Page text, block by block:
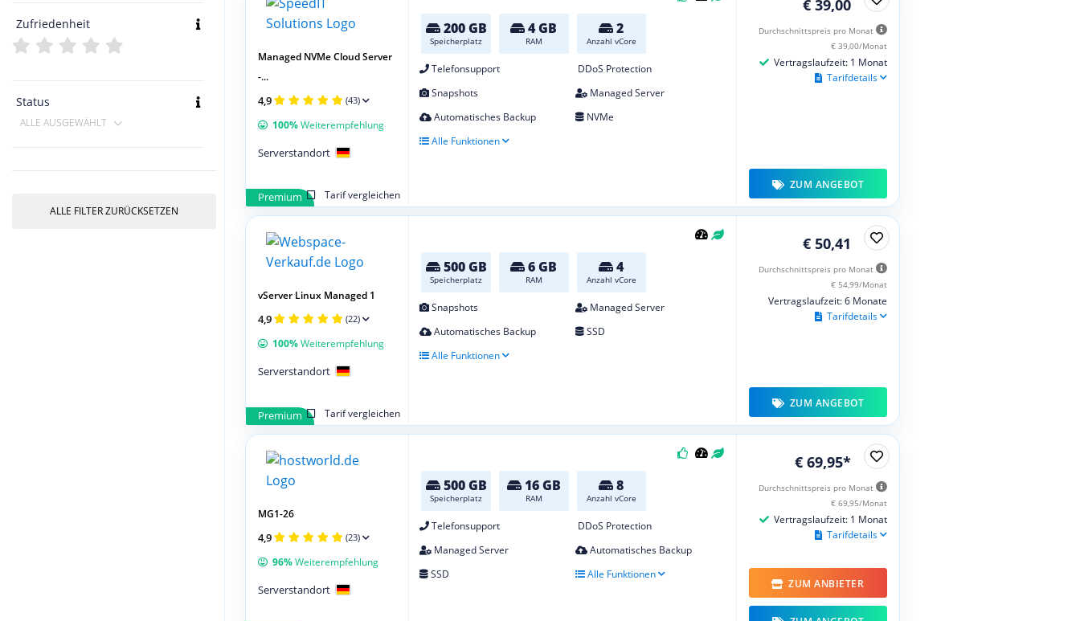
Zufriedenheit
Status
ALLE AUSGEWÄHLT
ALLE FILTER ZURÜCKSETZEN
200 GB
Speicherplatz
4 GB
RAM
2
Anzahl vCore
Telefonsupport
DDoS Protection
Snapshots
Managed Server
Automatisches Backup
NVMe
Alle Funktionen
Premium Tarif vergleichen
Managed NVMe Cloud Server
-...
4,9 (43)
100%Weiterempfehlung
Serverstandort
€ 39,00
Durchschnittspreis pro Monat
€ 39,00/Monat
Vertragslaufzeit: 1 Monat
Tarifdetails
ZUM ANGEBOT
500 GB
Speicherplatz
6 GB
RAM
4
Anzahl vCore
Snapshots
Managed Server
Automatisches Backup
SSD
Alle Funktionen
Premium Tarif vergleichen
vServer Linux Managed 1
4,9 (22)
100%Weiterempfehlung
Serverstandort
€ 50,41
Durchschnittspreis pro Monat
€ 54,99/Monat
Vertragslaufzeit: 6 Monate
Tarifdetails
ZUM ANGEBOT
500 GB
Speicherplatz
16 GB
RAM
8
Anzahl vCore
Telefonsupport
DDoS Protection
Managed Server
Automatisches Backup
SSD
Alle Funktionen
MG1-26
4,9 (23)
96%Weiterempfehlung
Serverstandort
€ 69,95*
Durchschnittspreis pro Monat
€ 69,95/Monat
Vertragslaufzeit: 1 Monat
Tarifdetails
ZUM ANBIETER